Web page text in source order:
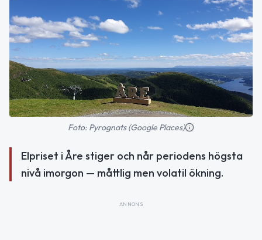
Foto: Pyrognats (Google Places)
Elpriset i Åre stiger och når periodens högsta
nivå imorgon — måttlig men volatil ökning.
ANNONS